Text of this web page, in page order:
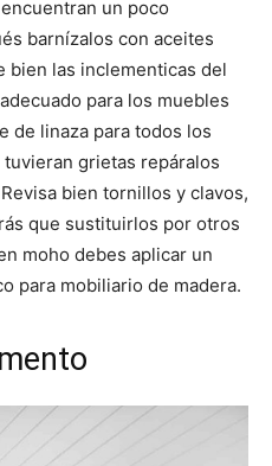
un poco
barnízalos con aceites
bien las inclementicas del
para los muebles
de linaza para todos los
grietas repáralos
bien tornillos y clavos,
que sustituirlos por otros
moho debes aplicar un
para mobiliario de madera.